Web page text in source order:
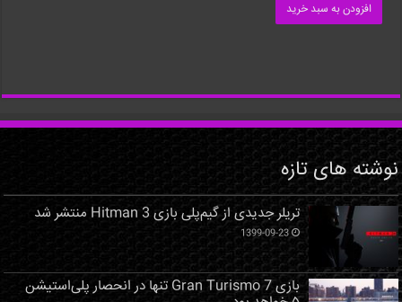
افزودن به سبد خرید
نوشته های تازه
تریلر جدیدی از گیم‌پلی بازی Hitman 3 منتشر شد
1399-09-23
بازی Gran Turismo 7 تنها در انحصار پلی‌استیشن